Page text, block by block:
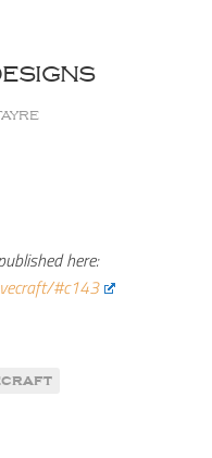
here:
#c143